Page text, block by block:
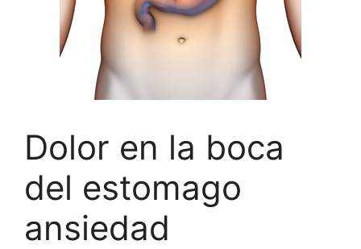
Dolor en la boca
del estomago
ansiedad